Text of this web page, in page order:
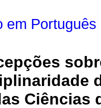
em Português
Ciências